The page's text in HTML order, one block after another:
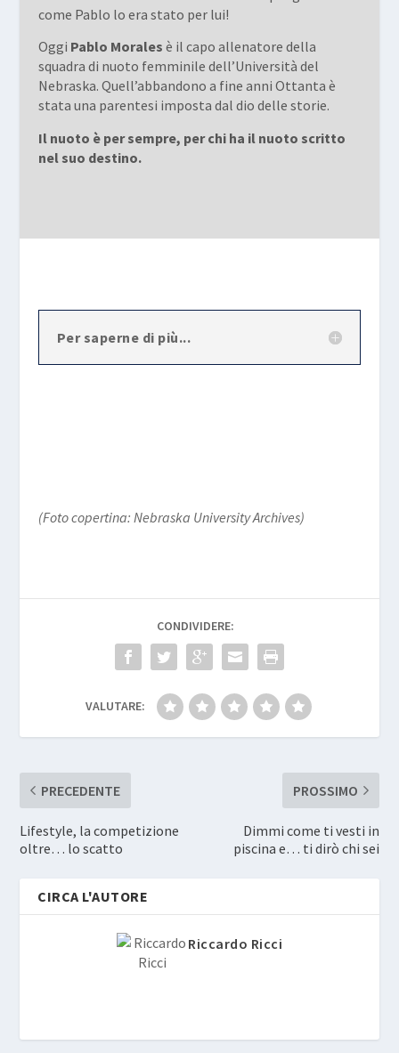
come Pablo lo era stato per lui!
Oggi Pablo Morales è il capo allenatore della
squadra di nuoto femminile dell’Università del
Nebraska. Quell’abbandono a fine anni Ottanta è
stata una parentesi imposta dal dio delle storie.
Il nuoto è per sempre, per chi ha il nuoto scritto
nel suo destino.
Per saperne di più...
(Foto copertina: Nebraska University Archives)
CONDIVIDERE:
VALUTARE:
PRECEDENTE
Lifestyle, la competizione
oltre… lo scatto
PROSSIMO
Dimmi come ti vesti in
piscina e… ti dirò chi sei
CIRCA L'AUTORE
Riccardo Ricci